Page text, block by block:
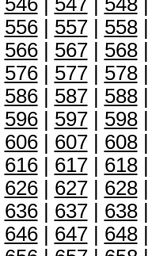
556| 557| 558|
566| 567| 568|
576| 577| 578|
586| 587| 588|
596| 597| 598|
606| 607| 608|
616| 617| 618|
626| 627| 628|
636| 637| 638|
646| 647| 648|